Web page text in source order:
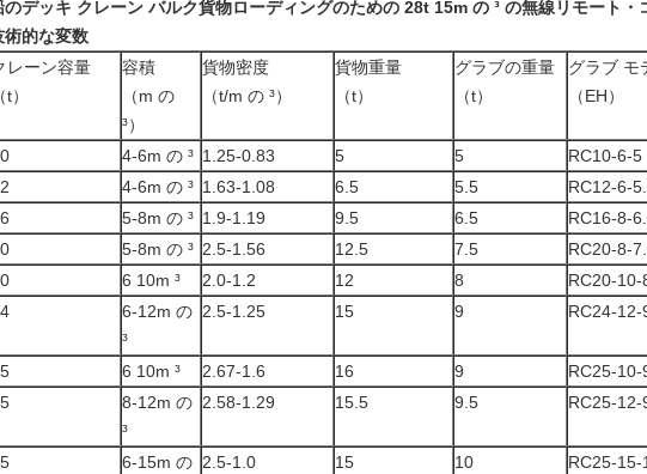
のデッキ クレーン バルク貨物ローディングのための 28t 15m の ³ の無線リモート・
術的な変数
レーン容量
t）
容積
（m の
³）
貨物密度
（t/m の ³）
貨物重量
（t）
グラブの重量
（t）
グラブ モ
（EH）
4-6m の ³ 1.25-0.83 5 5
RC10-6-5
4-6m の ³ 1.63-1.08 6.5 5.5
RC12-6-
5-8m の ³ 1.9-1.19 9.5 6.5
RC16-8-
5-8m の ³ 2.5-1.56 12.5 7.5
RC20-8-
6 10m ³ 2.0-1.2 12 8 RC20-10-
6-12m の
³
2.5-1.25 15 9 RC24-12-
6 10m ³ 2.67-1.6 16 9 RC25-10-
8-12m の
³
2.58-1.29 15.5 9.5 RC25-12-
6-15m の 2.5-1.0 15 10 RC25-15-